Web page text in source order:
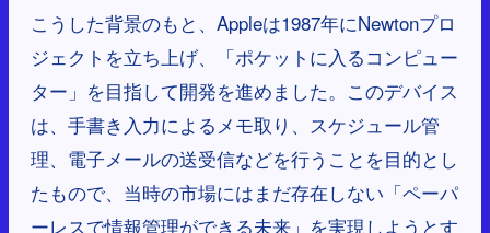
こうした背景のもと、Appleは1987年にNewtonプロ
ジェクトを立ち上げ、「ポケットに入るコンピュー
ター」を目指して開発を進めました。このデバイス
は、手書き入力によるメモ取り、スケジュール管
理、電子メールの送受信などを行うことを目的とし
たもので、当時の市場にはまだ存在しない「ペーパ
ーレスで情報管理ができる未来」を実現しようとす